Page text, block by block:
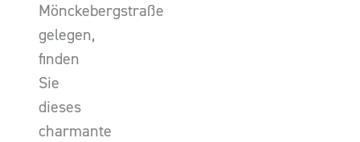
Mönckebergstraße
gelegen,
finden
Sie
dieses
charmante